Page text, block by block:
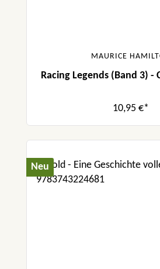
MAURICE
Racing Legends (Band 3) -
10,95 €*
Neu